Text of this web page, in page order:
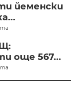
йеменски
още 567...